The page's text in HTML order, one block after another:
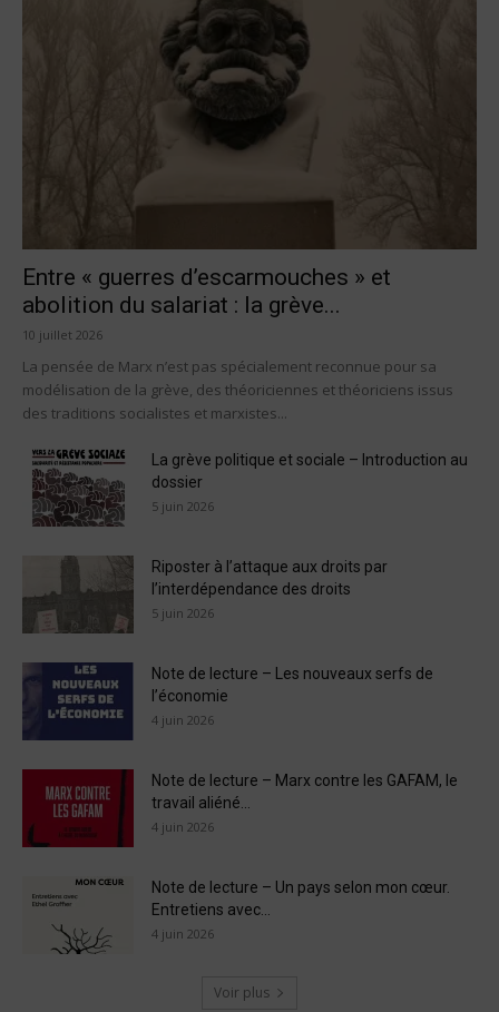
Entre « guerres d’escarmouches » et
abolition du salariat : la grève...
10 juillet 2026
La pensée de Marx n’est pas spécialement reconnue pour sa
modélisation de la grève, des théoriciennes et théoriciens issus
des traditions socialistes et marxistes...
La grève politique et sociale – Introduction au
dossier
5 juin 2026
Riposter à l’attaque aux droits par
l’interdépendance des droits
5 juin 2026
Note de lecture – Les nouveaux serfs de
l’économie
4 juin 2026
Note de lecture – Marx contre les GAFAM, le
travail aliéné...
4 juin 2026
Note de lecture – Un pays selon mon cœur.
Entretiens avec...
4 juin 2026
Voir plus